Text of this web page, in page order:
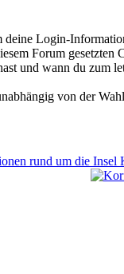
Login-
Forum
und wann du zum
von der